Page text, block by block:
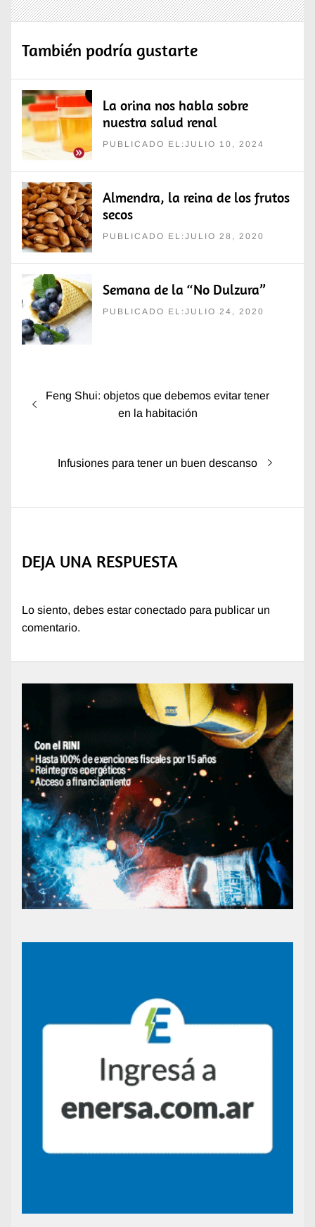
También podría gustarte
La orina nos habla sobre
nuestra salud renal
PUBLICADO EL:JULIO 10, 2024
Almendra, la reina de los frutos
secos
PUBLICADO EL:JULIO 28, 2020
Semana de la “No Dulzura”
PUBLICADO EL:JULIO 24, 2020
Navegación
de
Entrada
Feng Shui: objetos que debemos evitar tener
en la habitación
Entrada
Infusiones para tener un buen descanso
DEJA UNA RESPUESTA
Lo siento, debes estar conectado para publicar un
comentario.